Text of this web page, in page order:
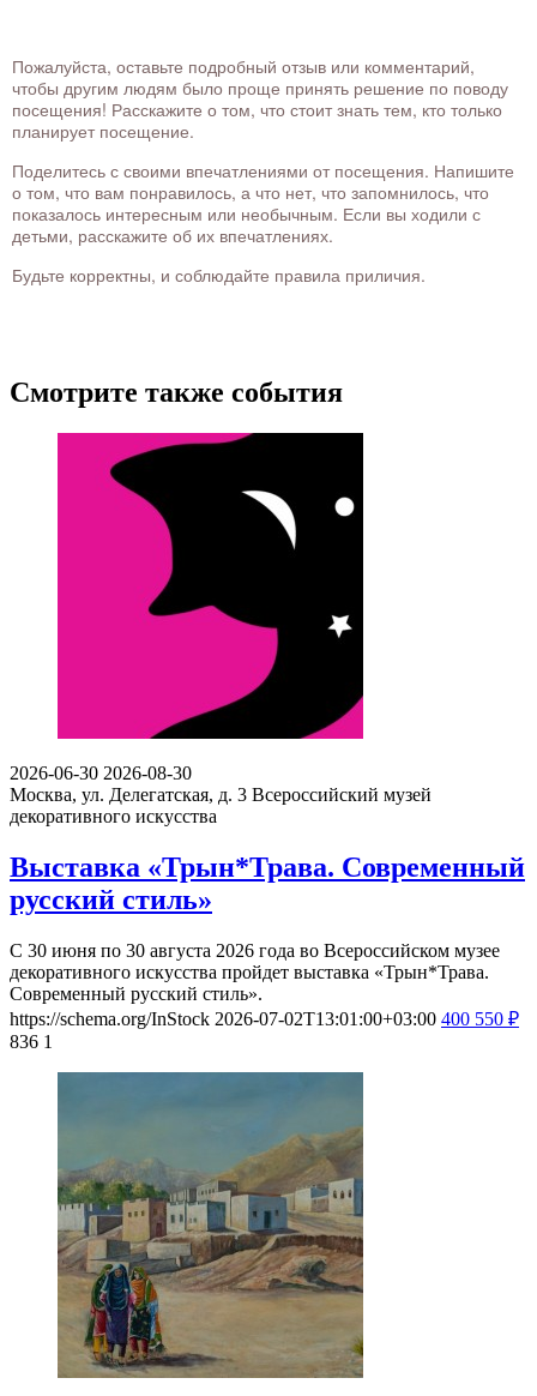
Пожалуйста, оставьте подробный отзыв или комментарий,
чтобы другим людям было проще принять решение по поводу
посещения! Расскажите о том, что стоит знать тем, кто только
планирует посещение.
Поделитесь с своими впечатлениями от посещения. Напишите
о том, что вам понравилось, а что нет, что запомнилось, что
показалось интересным или необычным. Если вы ходили с
детьми, расскажите об их впечатлениях.
Будьте корректны, и соблюдайте правила приличия.
Смотрите также события
2026-06-30 2026-08-30
Москва, ул. Делегатская, д. 3 Всероссийский музей
декоративного искусства
Выставка «Трын*Трава. Современный
русский стиль»
С 30 июня по 30 августа 2026 года во Всероссийском музее
декоративного искусства пройдет выставка «Трын*Трава.
Современный русский стиль».
https://schema.org/InStock 2026-07-02T13:01:00+03:00 400 550 ₽
836 1